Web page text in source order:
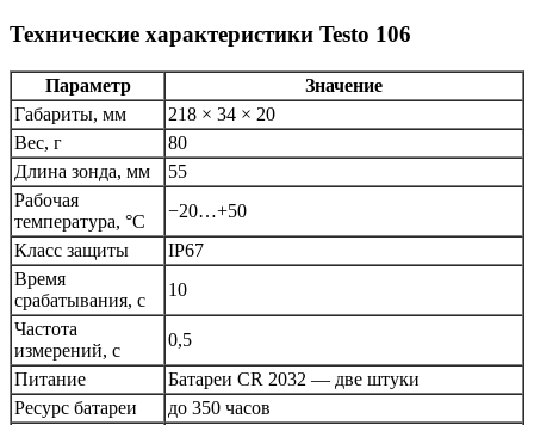
Технические характеристики Testo 106
Параметр
Значение
Габариты, мм
218 × 34 × 20
Вес, г
80
Длина зонда, мм
55
Рабочая
температура, °C
−20…+50
Класс защиты
IP67
Время
срабатывания, с
10
Частота
измерений, с
0,5
Питание
Батареи CR 2032 — две штуки
Ресурс батареи
до 350 часов